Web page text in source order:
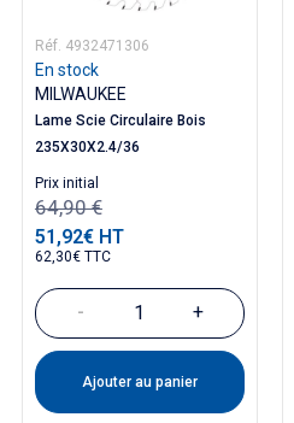
Réf. 4932471306
En stock
MILWAUKEE
Lame Scie Circulaire Bois
235X30X2.4/36
Prix
51,92€ HT
62,30€ TTC
Prix ​​initial
64,90 €
- +
Ajouter au panier